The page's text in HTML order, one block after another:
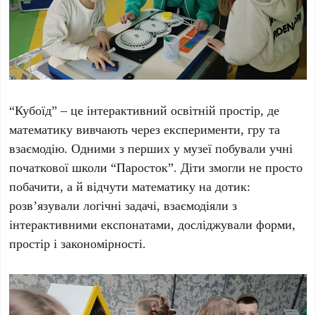
“Кубоїд” – це інтерактивний освітній простір, де
математику вивчають через експерименти, гру та
взаємодію. Одними з перших у музеї побували учні
початкової школи “Паросток”. Діти змогли не просто
побачити, а й відчути математику на дотик:
розв’язували логічні задачі, взаємодіяли з
інтерактивними експонатами, досліджували форми,
простір і закономірності.